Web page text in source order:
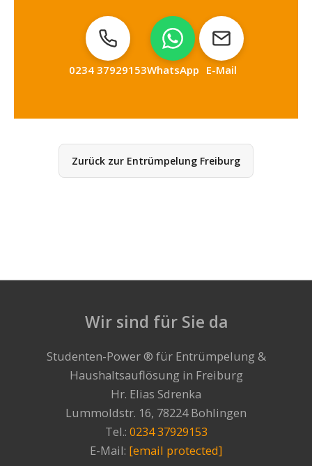
0234 37929153WhatsApp E-Mail
Zurück zur Entrümpelung Freiburg
Wir sind für Sie da
Studenten-Power ® für Entrümpelung &
Haushaltsauflösung in Freiburg
Hr. Elias Sdrenka
Lummoldstr. 16, 78224 Bohlingen
Tel.: 0234 37929153
E-Mail: [email protected]